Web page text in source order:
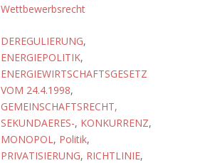
Wettbewerbsrecht
DEREGULIERUNG,
ENERGIEPOLITIK,
ENERGIEWIRTSCHAFTSGESETZ
VOM 24.4.1998,
GEMEINSCHAFTSRECHT,
SEKUNDAERES-, KONKURRENZ,
MONOPOL, Politik,
PRIVATISIERUNG, RICHTLINIE,